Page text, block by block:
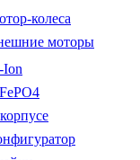
колеса
моторы